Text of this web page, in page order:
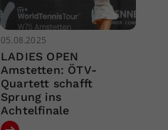
05.08.2025
LADIES OPEN
Amstetten: ÖTV-
Quartett schafft
Sprung ins
Achtelfinale